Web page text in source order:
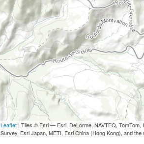
Leaflet | Tiles © Esri — Esri, DeLorme, NAVTEQ,
Survey, Esri Japan, METI, Esri China (Hong Kong), and